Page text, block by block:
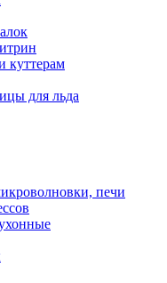
куттерам
для льда
печи